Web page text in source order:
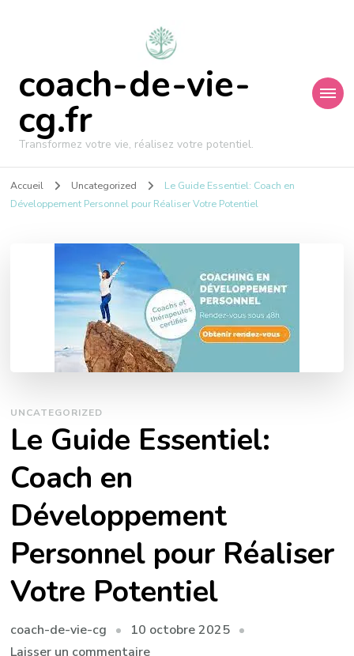
coach-de-vie-
cg.fr
Transformez votre vie, réalisez votre potentiel.
Accueil Uncategorized
Le Guide Essentiel: Coach en
Développement Personnel pour Réaliser Votre Potentiel
UNCATEGORIZED
Le Guide Essentiel:
Coach en
Développement
Personnel pour Réaliser
Votre Potentiel
coach-de-vie-cg
10 octobre 2025
Laisser un commentairesur